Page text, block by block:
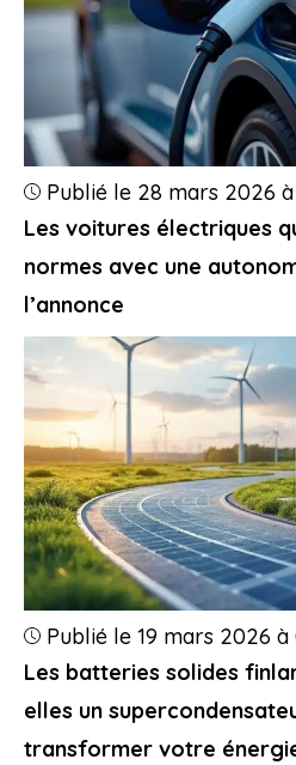
Les voitures électriques
normes avec une
l’annonce
Publié le 28 mars 2026 à
Les batteries solides
elles un
transformer votre
Publié le 19 mars 2026 à